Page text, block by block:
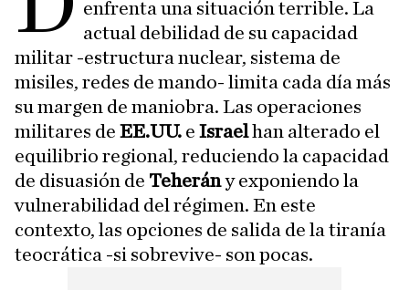
enfrenta una situación terrible. La
actual debilidad de su capacidad
militar -estructura nuclear, sistema de
misiles, redes de mando- limita cada día más
su margen de maniobra. Las operaciones
militares de EE.UU. e Israelhan alterado el
equilibrio regional, reduciendo la capacidad
de disuasión de Teherány exponiendo la
vulnerabilidad del régimen. En este
contexto, las opciones de salida de la tiranía
teocrática -si sobrevive- son pocas.